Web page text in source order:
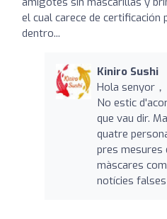
el cual carece de certificación
dentro...
Kiniro Sushi
Hola senyor，
No estic
que vau dir.
quatre
pres mesures
màscares
notícies falses